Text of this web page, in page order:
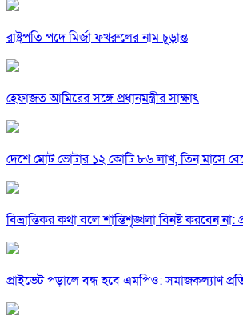
রাষ্ট্রপতি পদে মির্জা ফখরুলের নাম চূড়ান্ত
হেফাজত আমিরের সঙ্গে প্রধানমন্ত্রীর সাক্ষাৎ
দেশে মোট ভোটার ১২ কোটি ৮৬ লাখ, তিন মাসে
বিভ্রান্তিকর কথা বলে শান্তিশৃঙ্খলা বিনষ্ট করবেন না:
প্রাইভেট পড়ালে বন্ধ হবে এমপিও: সমাজকল্যাণ